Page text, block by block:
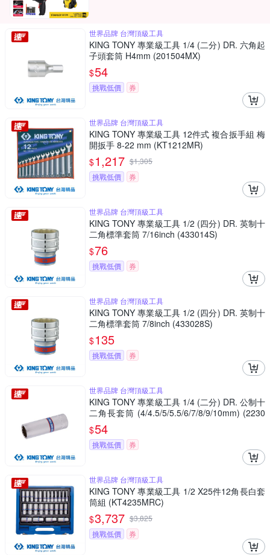
世界品牌 台灣頂級工具
KING TONY 專業級工具 1/4 (二分) DR. 六角起
子頭套筒 H4mm (201504MX)
$54
挑戰低價 券
世界品牌 台灣頂級工具
KING TONY 專業級工具 12件式 複合扳手組 梅
開扳手 8-22 mm (KT1212MR)
$1,217 $1,305
挑戰低價
券
世界品牌 台灣頂級工具
KING TONY 專業級工具 1/2 (四分) DR. 英制十
二角標準套筒 7/16inch (433014S)
$76
挑戰低價 券
世界品牌 台灣頂級工具
KING TONY 專業級工具 1/2 (四分) DR. 英制十
二角標準套筒 7/8inch (433028S)
$135
挑戰低價 券
世界品牌 台灣頂級工具
KING TONY 專業級工具 1/4 (二分) DR. 公制十
二角長套筒 (4/4.5/5/5.5/6/7/8/9/10mm) (2230
M)
$54
挑戰低價 券
世界品牌 台灣頂級工具
KING TONY 專業級工具 1/2 X25件12角長白套
筒組 (KT4235MRC)
$3,737 $3,825
挑戰低價
券